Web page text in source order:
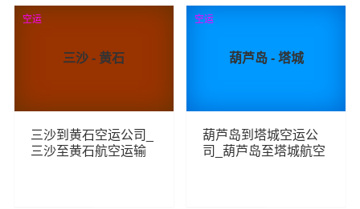
105 查看详细 112 查看详细
三沙 - 黄石
三沙到黄石空运公司_
三沙至黄石航空运输
空运
葫芦岛 - 塔城
葫芦岛到塔城空运公
司_葫芦岛至塔城航空
空运